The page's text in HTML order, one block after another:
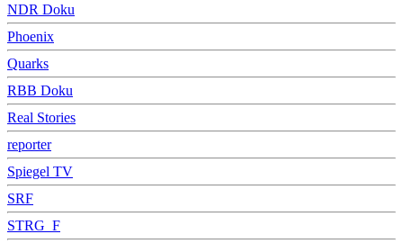
NDR Doku
Phoenix
Quarks
RBB Doku
Real Stories
reporter
Spiegel TV
SRF
STRG_F